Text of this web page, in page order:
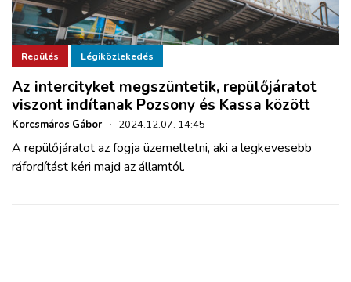
ELLÁTÁSI LÁNC
ZÖLDÚT
HAJÓZÁS
BLOG
Repülés Légiközlekedés
Az intercityket megszüntetik, repülőjáratot
viszont indítanak Pozsony és Kassa között
Korcsmáros Gábor · 2024.12.07. 14:45
A repülőjáratot az fogja üzemeltetni, aki a legkevesebb
ráfordítást kéri majd az államtól.